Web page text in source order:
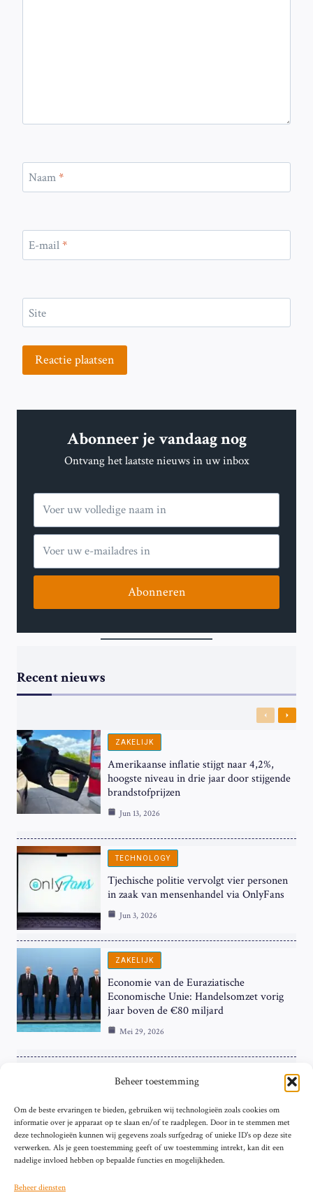
Beheer toestemming
Om de beste ervaringen te bieden, gebruiken wij technologieën zoals cookies om
informatie over je apparaat op te slaan en/of te raadplegen. Door in te stemmen met
deze technologieën kunnen wij gegevens zoals surfgedrag of unieke ID's op deze site
verwerken. Als je geen toestemming geeft of uw toestemming intrekt, kan dit een
nadelige invloed hebben op bepaalde functies en mogelijkheden.
Beheer diensten
Naam*
E-mail*
Site
Abonneer je vandaag nog
Ontvang het laatste nieuws in uw inbox
Abonneren
Recent nieuws
Previous
Next
ZAKELIJK
Amerikaanse inflatie stijgt naar 4,2%,
hoogste niveau in drie jaar door stijgende
brandstofprijzen
Jun 13, 2026
TECHNOLOGY
Tjechische politie vervolgt vier personen
in zaak van mensenhandel via OnlyFans
Jun 3, 2026
ZAKELIJK
Economie van de Euraziatische
Economische Unie: Handelsomzet vorig
jaar boven de €80 miljard
Mei 29, 2026
ZAKELIJK
Hardnekkige Inflatie bij de ‘Grote Vier’
van de Eurozone
Mei 29, 2026